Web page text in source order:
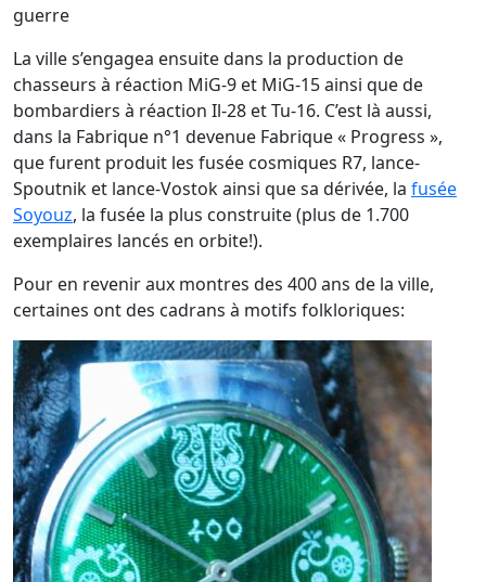
guerre
La ville s’engagea ensuite dans la production de
chasseurs à réaction MiG-9 et MiG-15 ainsi que de
bombardiers à réaction Il-28 et Tu-16. C’est là aussi,
dans la Fabrique n°1 devenue Fabrique « Progress »,
que furent produit les fusée cosmiques R7, lance-
Spoutnik et lance-Vostok ainsi que sa dérivée, la fusée
Soyouz, la fusée la plus construite (plus de 1.700
exemplaires lancés en orbite!).
Pour en revenir aux montres des 400 ans de la ville,
certaines ont des cadrans à motifs folkloriques: